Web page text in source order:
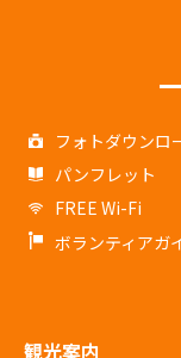
フォトダウンロ
パンフレット
FREE Wi-Fi
ボランティアガ
観光案内